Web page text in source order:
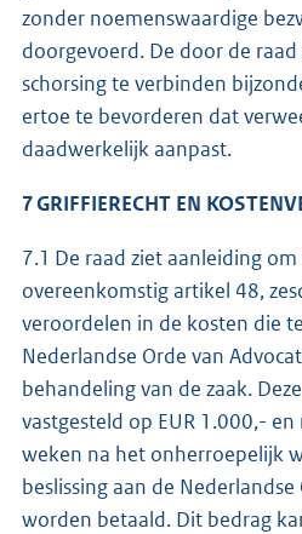
zonder noemenswaardige
doorgevoerd. De door de
schorsing te verbinden
ertoe te bevorderen dat
daadwerkelijk aanpast.
7 GRIFFIERECHT EN
7.1 De raad ziet aanleiding
overeenkomstig artikel 48,
veroordelen in de kosten die
Nederlandse Orde van
behandeling van de zaak.
vastgesteld op EUR 1.000,-
weken na het onherroepelijk
beslissing aan de
worden betaald. Dit bedrag